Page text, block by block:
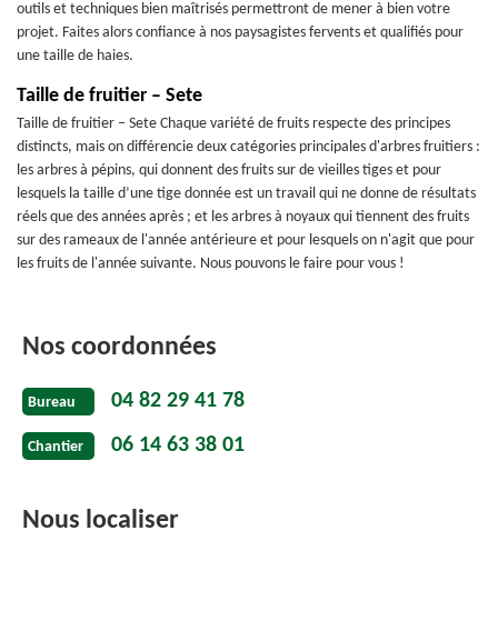
outils et techniques bien maîtrisés permettront de mener à bien votre
projet. Faites alors confiance à nos paysagistes fervents et qualifiés pour
une taille de haies.
Taille de fruitier – Sete
Taille de fruitier – Sete Chaque variété de fruits respecte des principes
distincts, mais on différencie deux catégories principales d'arbres fruitiers :
les arbres à pépins, qui donnent des fruits sur de vieilles tiges et pour
lesquels la taille d’une tige donnée est un travail qui ne donne de résultats
réels que des années après ; et les arbres à noyaux qui tiennent des fruits
sur des rameaux de l'année antérieure et pour lesquels on n'agit que pour
les fruits de l'année suivante. Nous pouvons le faire pour vous !
Nos coordonnées
Bureau 04 82 29 41 78
Chantier 06 14 63 38 01
Nous localiser